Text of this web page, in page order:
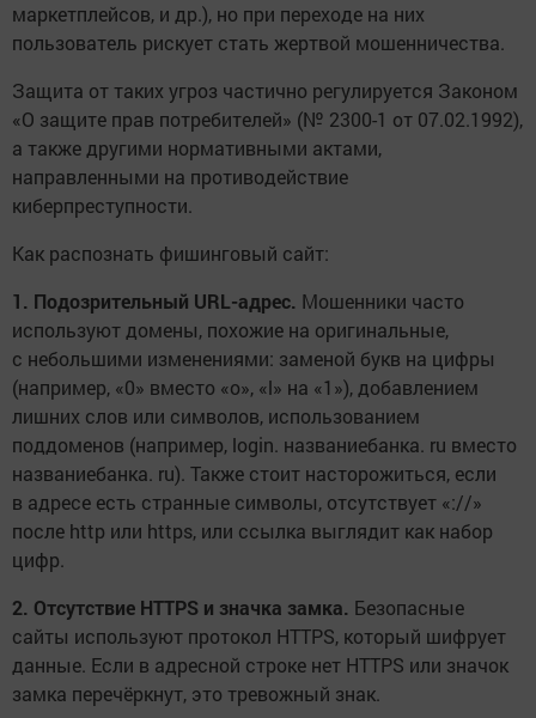
маркетплейсов, и др.), но при переходе на них
пользователь рискует стать жертвой мошенничества.
Защита от таких угроз частично регулируется Законом
«О защите прав потребителей» (№ 2300-1 от 07.02.1992),
а также другими нормативными актами,
направленными на противодействие
киберпреступности.
Как распознать фишинговый сайт:
1. Подозрительный URL-адрес. Мошенники часто
используют домены, похожие на оригинальные,
с небольшими изменениями: заменой букв на цифры
(например, «0» вместо «o», «l» на «1»), добавлением
лишних слов или символов, использованием
поддоменов (например, login. названиебанка. ru вместо
названиебанка. ru). Также стоит насторожиться, если
в адресе есть странные символы, отсутствует «://»
после http или https, или ссылка выглядит как набор
цифр.
2. Отсутствие HTTPS и значка замка. Безопасные
сайты используют протокол HTTPS, который шифрует
данные. Если в адресной строке нет HTTPS или значок
замка перечёркнут, это тревожный знак.